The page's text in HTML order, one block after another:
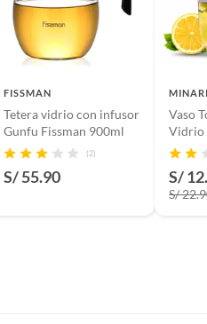
FISSMAN
Tetera vidrio con infusor
Gunfu Fissman 900ml
(2)
S/ 55.90
Vaso
Vidrio
S/
S/